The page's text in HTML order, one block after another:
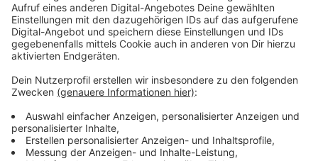
Wir benötigen Ihre
Zustimmung, um den YouTube
Video-Service zu laden!
Wir verwenden einen Service eines
Drittanbieters, um Videoinhalte
einzubetten. Dieser Service kann
Daten zu Ihren Aktivitäten